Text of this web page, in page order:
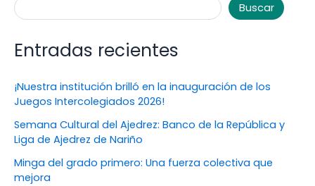
Buscar
Entradas recientes
¡Nuestra institución brilló en la inauguración de los
Juegos Intercolegiados 2026!
Semana Cultural del Ajedrez: Banco de la República y
Liga de Ajedrez de Nariño
Minga del grado primero: Una fuerza colectiva que
mejora